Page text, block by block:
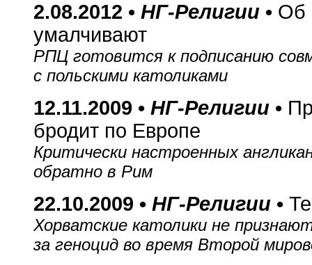
2.08.2012 • НГ-Религии • Об
умалчивают
РПЦ готовится к подписанию
с польскими католиками
12.11.2009 • НГ-Религии •
бродит по Европе
Критически настроенных
обратно в Рим
22.10.2009 • НГ-Религии •
Хорватские католики не
за геноцид во время Второй